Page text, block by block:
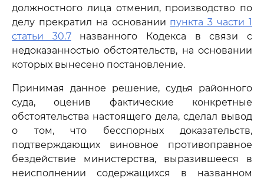
должностного лица отменил, производство по
делу прекратил на основании пункта 3 части 1
статьи 30.7названного Кодекса в связи с
недоказанностью обстоятельств, на основании
которых вынесено постановление.
Принимая данное решение, судья районного
суда, оценив фактические конкретные
обстоятельства настоящего дела, сделал вывод
о том, что бесспорных доказательств,
подтверждающих виновное противоправное
бездействие министерства, выразившееся в
неисполнении содержащихся в названном